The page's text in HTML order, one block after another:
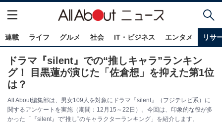
連載 ライフ グルメ 社会 IT・ビジネス エンタメ リサ
ドラマ『silent』での“推しキャラ”ランキン
グ！ 目黒蓮が演じた「佐倉想」を抑えた第1位
は？
All About編集部は、男女109人を対象にドラマ『silent』（フジテレビ系）に
関するアンケートを実施（期間：12月15～22日）。今回は、印象的な役が多
かった「『silent』で“推し”のキャラクターランキング」を紹介します。